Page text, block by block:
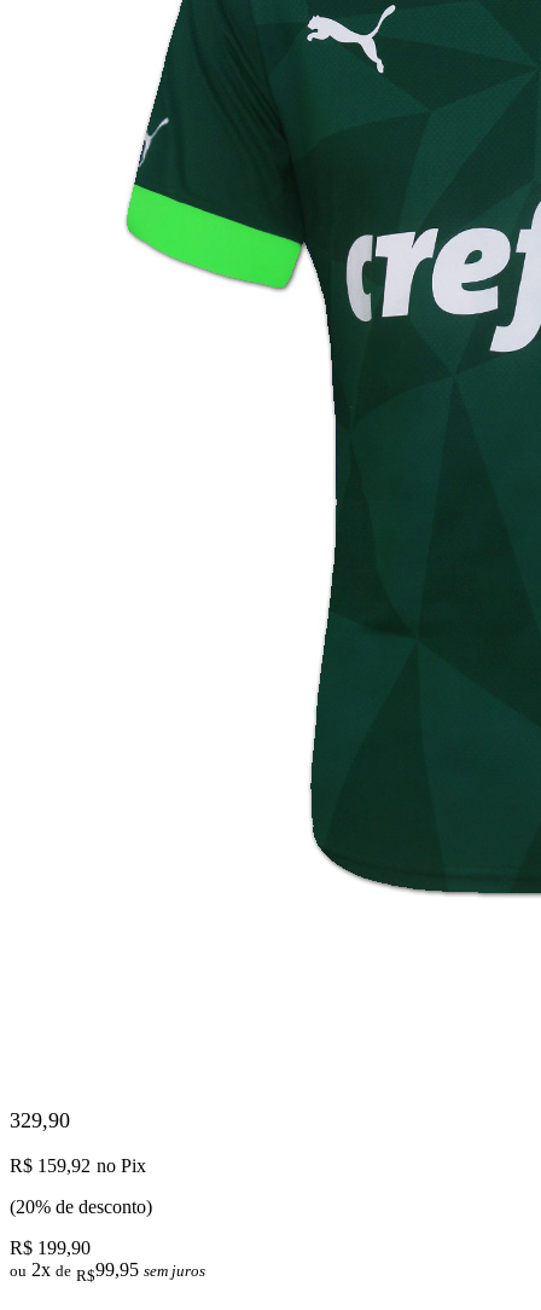
329,90
R$ 159,92 no Pix
(20% de desconto)
R$ 199,90
ou 2x de R$99,95 sem juros